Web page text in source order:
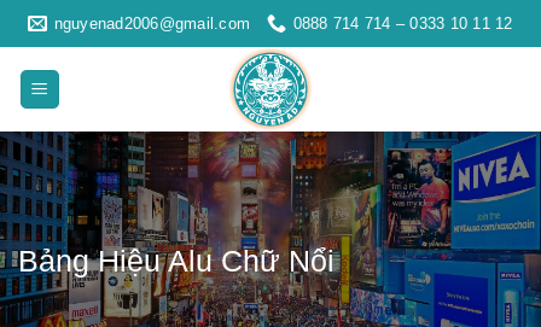
Skip
to
content
nguyenad2006@gmail.com 0888 714 714 – 0333 10 11 12
Bảng Hiệu Alu Chữ Nổi